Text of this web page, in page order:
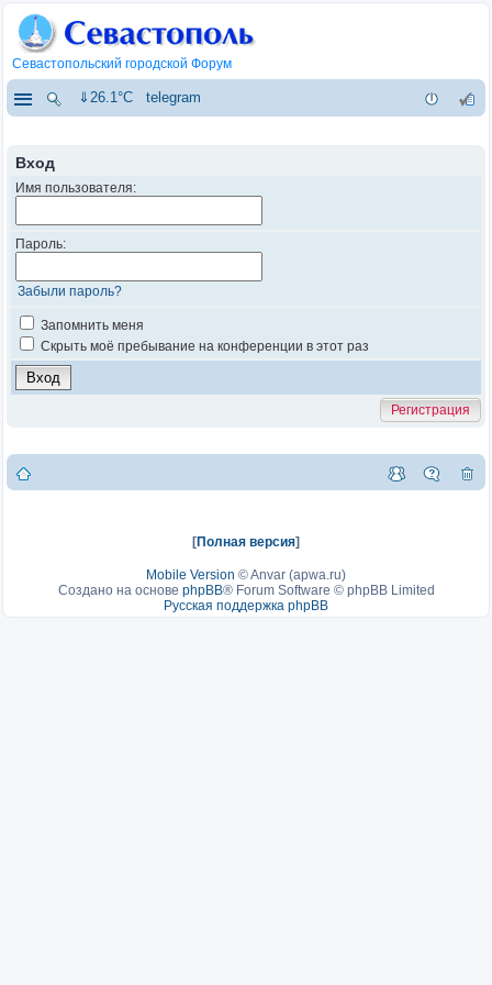
Севастопольский городской Форум
⇓26.1°C telegram
Вход
Имя пользователя:
Пароль:
Забыли пароль?
Запомнить меня
Скрыть моё пребывание на конференции в этот раз
Регистрация
[Полная версия]
Mobile Version ©Anvar (apwa.ru)
Создано на основе phpBB® Forum Software © phpBB Limited
Русская поддержка phpBB